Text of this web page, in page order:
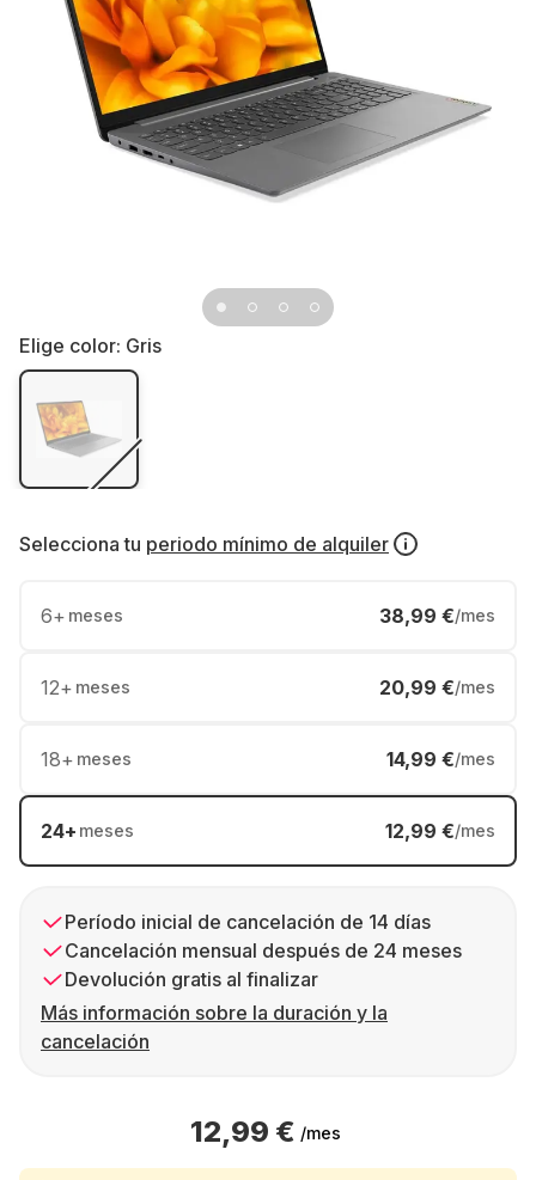
Elige color: Gris
Selecciona tu periodo mínimo de alquiler
6+ meses 38,99 €/mes
12+ meses 20,99 €/mes
18+ meses 14,99 €/mes
24+ meses 12,99 €/mes
Período inicial de cancelación de 14 días
Cancelación mensual después de 24 meses
Devolución gratis al finalizar
Más información sobre la duración y la
cancelación
12,99 € /mes